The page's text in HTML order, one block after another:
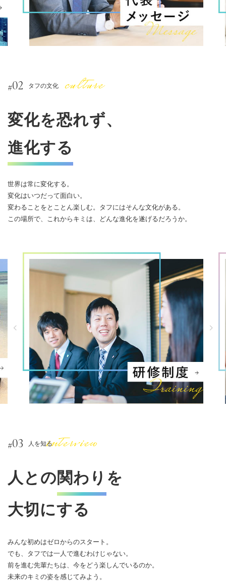
#02 タフの文化
変化を恐れず、
進化する
世界は常に変化する。
変化はいつだって面白い。
変わることをとことん楽しむ。タフにはそんな文化がある。
この場所で、これからキミは、どんな進化を遂げるだろうか。
#03 人を知る
人との関わり を
大切にする
みんな初めはゼロからのスタート。
でも、タフでは一人で進むわけじゃない。
前を進む先輩たちは、今をどう楽しんでいるのか。
未来のキミの姿を感じてみよう。